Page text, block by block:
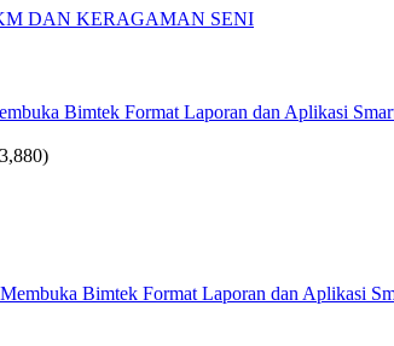
DAN KERAGAMAN SENI
Bimtek Format Laporan dan Aplikasi